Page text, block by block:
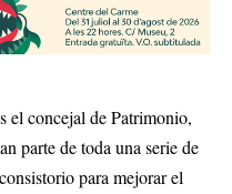
el concejal de Patrimonio,
parte de toda una serie de
para mejorar el